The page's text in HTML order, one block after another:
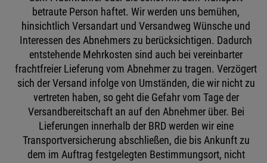
betraute Person haftet. Wir werden uns bemühen,
hinsichtlich Versandart und Versandweg Wünsche und
Interessen des Abnehmers zu berücksichtigen. Dadurch
entstehende Mehrkosten sind auch bei vereinbarter
frachtfreier Lieferung vom Abnehmer zu tragen. Verzögert
sich der Versand infolge von Umständen, die wir nicht zu
vertreten haben, so geht die Gefahr vom Tage der
Versandbereitschaft an auf den Abnehmer über. Bei
Lieferungen innerhalb der BRD werden wir eine
Transportversicherung abschließen, die bis Ankunft zu
dem im Auftrag festgelegten Bestimmungsort, nicht